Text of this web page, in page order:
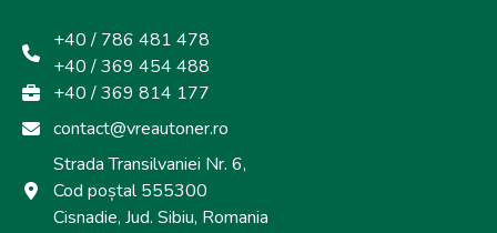
+40 / 786 481 478
+40 / 369 454 488
+40 / 369 814 177
contact@vreautoner.ro
Strada Transilvaniei Nr. 6,
Cod poștal 555300
Cisnadie, Jud. Sibiu, Romania